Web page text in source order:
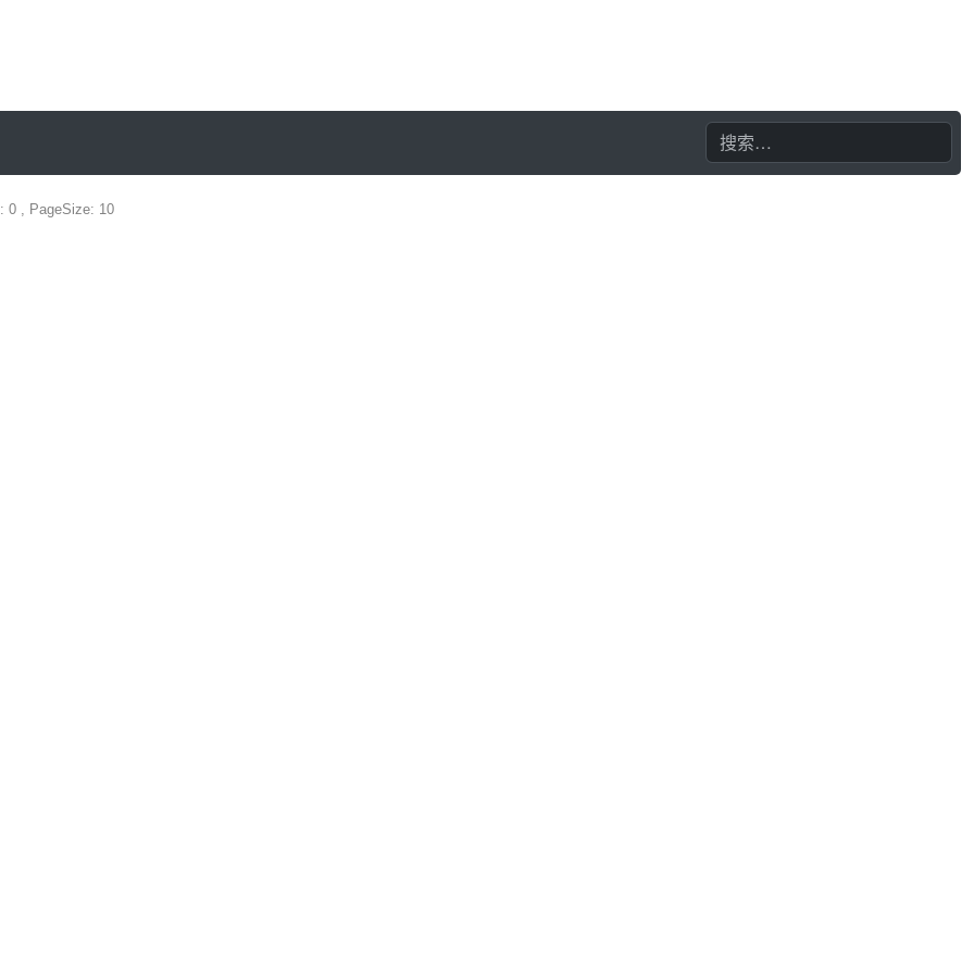
0 , PageSize: 10